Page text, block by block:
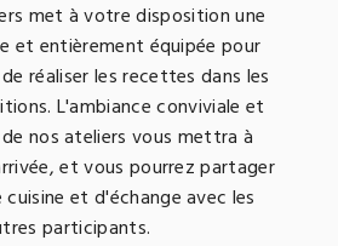
met à votre disposition une
et entièrement équipée pour
réaliser les recettes dans les
L'ambiance conviviale et
nos ateliers vous mettra à
et vous pourrez partager
et d'échange avec les
participants.